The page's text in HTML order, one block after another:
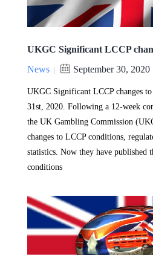
UKGC Significant LCCP
News | September 30, 2020
UKGC Significant LCCP changes
31st, 2020. Following a 12-week
the UK Gambling Commission
changes to LCCP conditions,
statistics. Now they have published
conditions